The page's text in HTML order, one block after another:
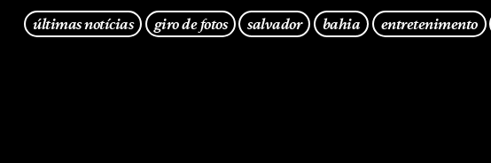
últimas notícias giro de fotos salvador bahia entretenimento